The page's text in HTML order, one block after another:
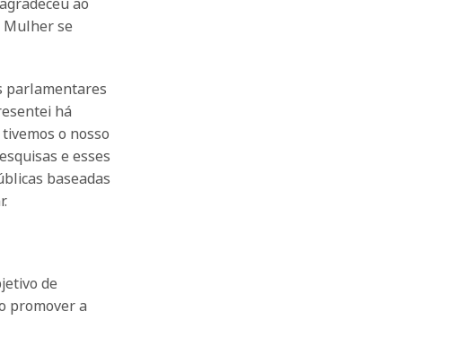
Mulher se
parlamentares
há
o nosso
e esses
baseadas
de
promover a